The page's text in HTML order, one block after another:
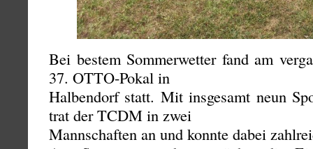
Bei bestem Sommerwetter fand am
37. OTTO-Pokal in
Halbendorf statt. Mit insgesamt neun
trat der TCDM in zwei
Mannschaften an und konnte dabei